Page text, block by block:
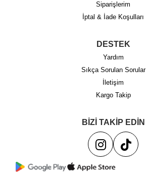
Siparişlerim
İptal & İade Koşulları
DESTEK
Yardım
Sıkça Sorulan Sorular
İletişim
Kargo Takip
BİZİ TAKİP EDİN